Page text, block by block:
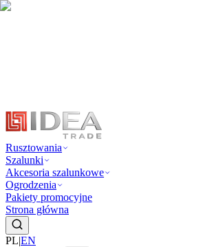
Rusztowania
Szalunki
Akcesoria szalunkowe
Ogrodzenia
Pakiety promocyjne
Strona główna
PL|EN